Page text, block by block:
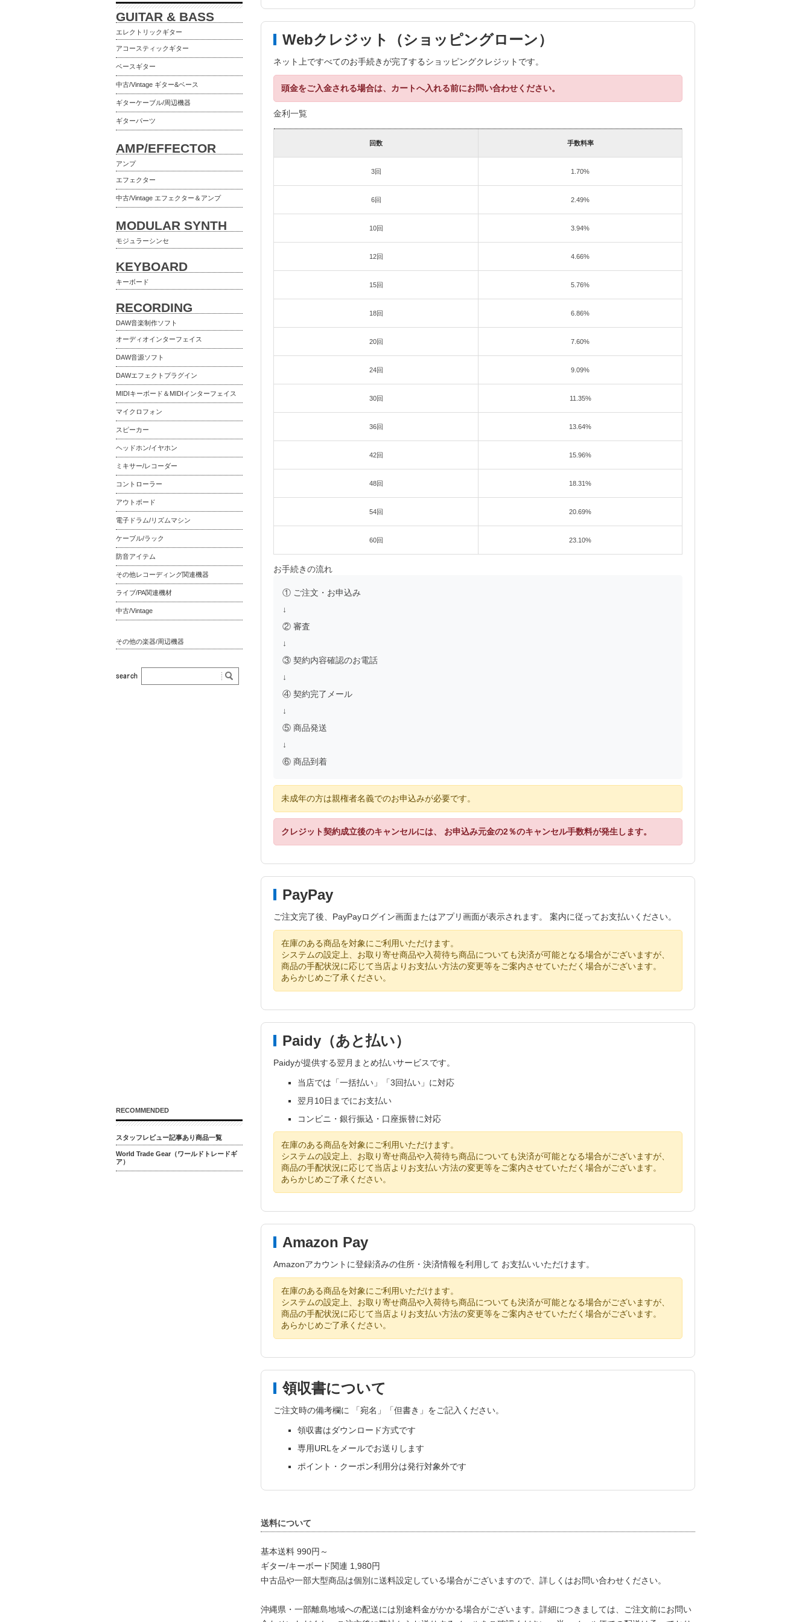
Webクレジット（ショッピングローン）
ネット上ですべてのお手続きが完了するショッピングクレジットです。
頭金をご入金される場合は、カートへ入れる前にお問い合わせください。
金利一覧
回数 手数料率
3回 1.70%
6回 2.49%
10回 3.94%
12回 4.66%
15回 5.76%
18回 6.86%
20回 7.60%
24回 9.09%
30回 11.35%
36回 13.64%
42回 15.96%
48回 18.31%
54回 20.69%
60回 23.10%
お手続きの流れ
① ご注文・お申込み
↓
② 審査
↓
③ 契約内容確認のお電話
↓
④ 契約完了メール
↓
⑤ 商品発送
↓
⑥ 商品到着
未成年の方は親権者名義でのお申込みが必要です。
クレジット契約成立後のキャンセルには、 お申込み元金の2％のキャンセル手数料が発生します。
PayPay
ご注文完了後、PayPayログイン画面またはアプリ画面が表示されます。 案内に従ってお支払いください。
在庫のある商品を対象にご利用いただけます。
システムの設定上、お取り寄せ商品や入荷待ち商品についても決済が可能となる場合がございますが、
商品の手配状況に応じて当店よりお支払い方法の変更等をご案内させていただく場合がございます。
あらかじめご了承ください。
Paidy（あと払い）
Paidyが提供する翌月まとめ払いサービスです。
当店では「一括払い」「3回払い」に対応
翌月10日までにお支払い
コンビニ・銀行振込・口座振替に対応
在庫のある商品を対象にご利用いただけます。
システムの設定上、お取り寄せ商品や入荷待ち商品についても決済が可能となる場合がございますが、
商品の手配状況に応じて当店よりお支払い方法の変更等をご案内させていただく場合がございます。
あらかじめご了承ください。
Amazon Pay
Amazonアカウントに登録済みの住所・決済情報を利用して お支払いいただけます。
在庫のある商品を対象にご利用いただけます。
システムの設定上、お取り寄せ商品や入荷待ち商品についても決済が可能となる場合がございますが、
商品の手配状況に応じて当店よりお支払い方法の変更等をご案内させていただく場合がございます。
あらかじめご了承ください。
領収書について
ご注文時の備考欄に 「宛名」「但書き」をご記入ください。
領収書はダウンロード方式です
専用URLをメールでお送りします
ポイント・クーポン利用分は発行対象外です
送料について
基本送料 990円～
ギター/キーボード関連 1,980円
中古品や一部大型商品は個別に送料設定している場合がございますので、詳しくはお問い合わせください。
沖縄県・一部離島地域への配送には別途料金がかかる場合がございます。詳細につきましては、ご注文前にお問い
GUITAR & BASS
エレクトリックギター
アコースティックギター
ベースギター
中古/Vintage ギター&ベース
ギターケーブル/周辺機器
ギターパーツ
AMP/EFFECTOR
アンプ
エフェクター
中古/Vintage エフェクター＆アンプ
MODULAR SYNTH
モジュラーシンセ
KEYBOARD
キーボード
RECORDING
DAW音楽制作ソフト
オーディオインターフェイス
DAW音源ソフト
DAWエフェクトプラグイン
MIDIキーボード＆MIDIインターフェイス
マイクロフォン
スピーカー
ヘッドホン/イヤホン
ミキサー/レコーダー
コントローラー
アウトボード
電子ドラム/リズムマシン
ケーブル/ラック
防音アイテム
その他レコーディング関連機器
ライブ/PA関連機材
中古/Vintage
その他の楽器/周辺機器
RECOMMENDED
スタッフレビュー記事あり商品一覧
World Trade Gear（ワールドトレードギ
ア）